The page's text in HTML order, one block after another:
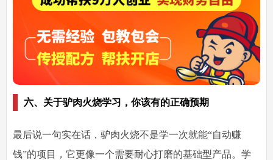
六、关于驴肉火烧学习，你该有的正确预期
最后说一句实在话，驴肉火烧不是学一次就能“自动赚
钱”的项目，它更像一个需要耐心打磨的基础型产品。学